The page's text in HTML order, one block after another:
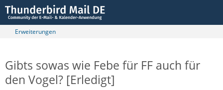
Erweiterungen
Gibts sowas wie Febe für FF auch für
den Vogel? [Erledigt]